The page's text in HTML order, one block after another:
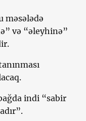
məsələdə
və “əleyhinə”
indi “sabir